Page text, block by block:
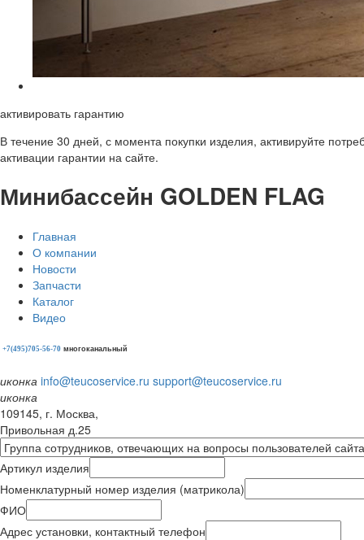
активировать гарантию
В течение 30 дней, с момента покупки изделия, активируйте
активации гарантии на сайте.
Минибассейн GOLDEN FLAG
Главная
О компании
Новости
Запчасти
Каталог
Видео
+7(495)705-56-70 многоканальный
иконка info@teucoservice.ru support@teucoservice.ru
иконка
109145, г. Москва,
Привольная д.25
Артикул изделия
Номенклатурный номер изделия (матрикола)
ФИО
Адрес установки, контактный телефон